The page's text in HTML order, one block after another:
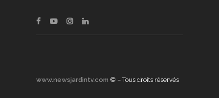
www.newsjardintv.com © – Tous droits réservés